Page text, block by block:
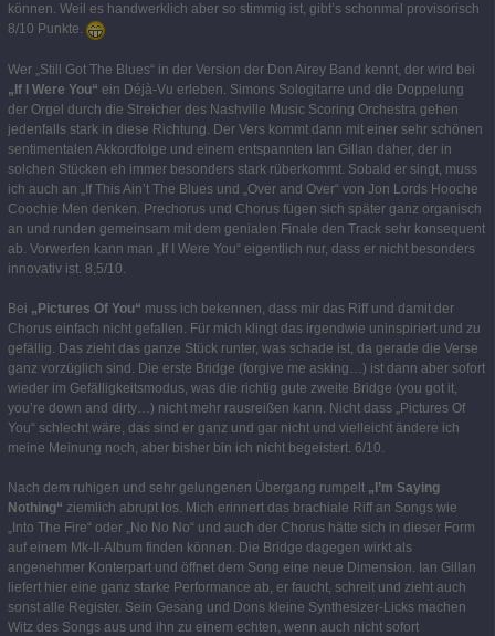
können. Weil es handwerklich aber so stimmig ist, gibt’s schonmal provisorisch
8/10 Punkte.
Wer „Still Got The Blues“ in der Version der Don Airey Band kennt, der wird bei
„If I Were You“ ein Déjà-Vu erleben. Simons Sologitarre und die Doppelung
der Orgel durch die Streicher des Nashville Music Scoring Orchestra gehen
jedenfalls stark in diese Richtung. Der Vers kommt dann mit einer sehr schönen
sentimentalen Akkordfolge und einem entspannten Ian Gillan daher, der in
solchen Stücken eh immer besonders stark rüberkommt. Sobald er singt, muss
ich auch an „If This Ain’t The Blues und „Over and Over“ von Jon Lords Hooche
Coochie Men denken. Prechorus und Chorus fügen sich später ganz organisch
an und runden gemeinsam mit dem genialen Finale den Track sehr konsequent
ab. Vorwerfen kann man „If I Were You“ eigentlich nur, dass er nicht besonders
innovativ ist. 8,5/10.
Bei „Pictures Of You“ muss ich bekennen, dass mir das Riff und damit der
Chorus einfach nicht gefallen. Für mich klingt das irgendwie uninspiriert und zu
gefällig. Das zieht das ganze Stück runter, was schade ist, da gerade die Verse
ganz vorzüglich sind. Die erste Bridge (forgive me asking…) ist dann aber sofort
wieder im Gefälligkeitsmodus, was die richtig gute zweite Bridge (you got it,
you’re down and dirty…) nicht mehr rausreißen kann. Nicht dass „Pictures Of
You“ schlecht wäre, das sind er ganz und gar nicht und vielleicht ändere ich
meine Meinung noch, aber bisher bin ich nicht begeistert. 6/10.
Nach dem ruhigen und sehr gelungenen Übergang rumpelt „I’m Saying
Nothing“ ziemlich abrupt los. Mich erinnert das brachiale Riff an Songs wie
„Into The Fire“ oder „No No No“ und auch der Chorus hätte sich in dieser Form
auf einem Mk-II-Album finden können. Die Bridge dagegen wirkt als
angenehmer Konterpart und öffnet dem Song eine neue Dimension. Ian Gillan
liefert hier eine ganz starke Performance ab, er faucht, schreit und zieht auch
sonst alle Register. Sein Gesang und Dons kleine Synthesizer-Licks machen
Witz des Songs aus und ihn zu einem echten, wenn auch nicht sofort